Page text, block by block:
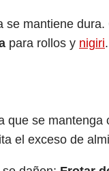
se mantiene dura.
para rollos y nigiri.
que se mantenga
el exceso de